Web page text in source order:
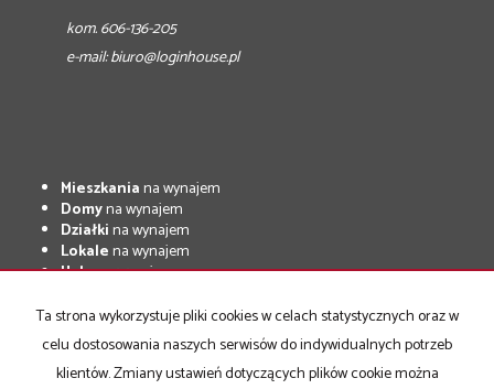
kom. 606-136-205
e-mail:biuro@loginhouse.pl
Mieszkaniana wynajem
Domyna wynajem
Działkina wynajem
Lokalena wynajem
Halena wynajem
Mieszkaniana sprzedaż
Domyna sprzedaż
Działkina sprzedaż
Ta strona wykorzystuje pliki cookies w celach statystycznych oraz w
celu dostosowania naszych serwisów do indywidualnych potrzeb
klientów. Zmiany ustawień dotyczących plików cookie można